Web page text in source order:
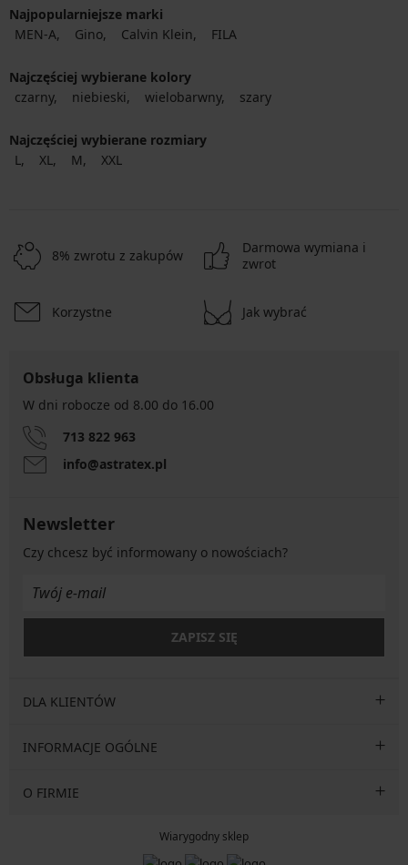
Najpopularniejsze marki
MEN-A
Gino Calvin Klein FILA
Najczęściej wybierane kolory
czarny
niebieski wielobarwny szary
Najczęściej wybierane rozmiary
L
XL M XXL
8% zwrotu z zakupów
Darmowa wymiana i
zwrot
Korzystne Jak wybrać
Obsługa klienta
W dni robocze od 8.00 do 16.00
713 822 963
info@astratex.pl
Newsletter
Czy chcesz być informowany o nowościach?
ZAPISZ SIĘ
DLA KLIENTÓW
INFORMACJE OGÓLNE
O FIRMIE
Wiarygodny sklep